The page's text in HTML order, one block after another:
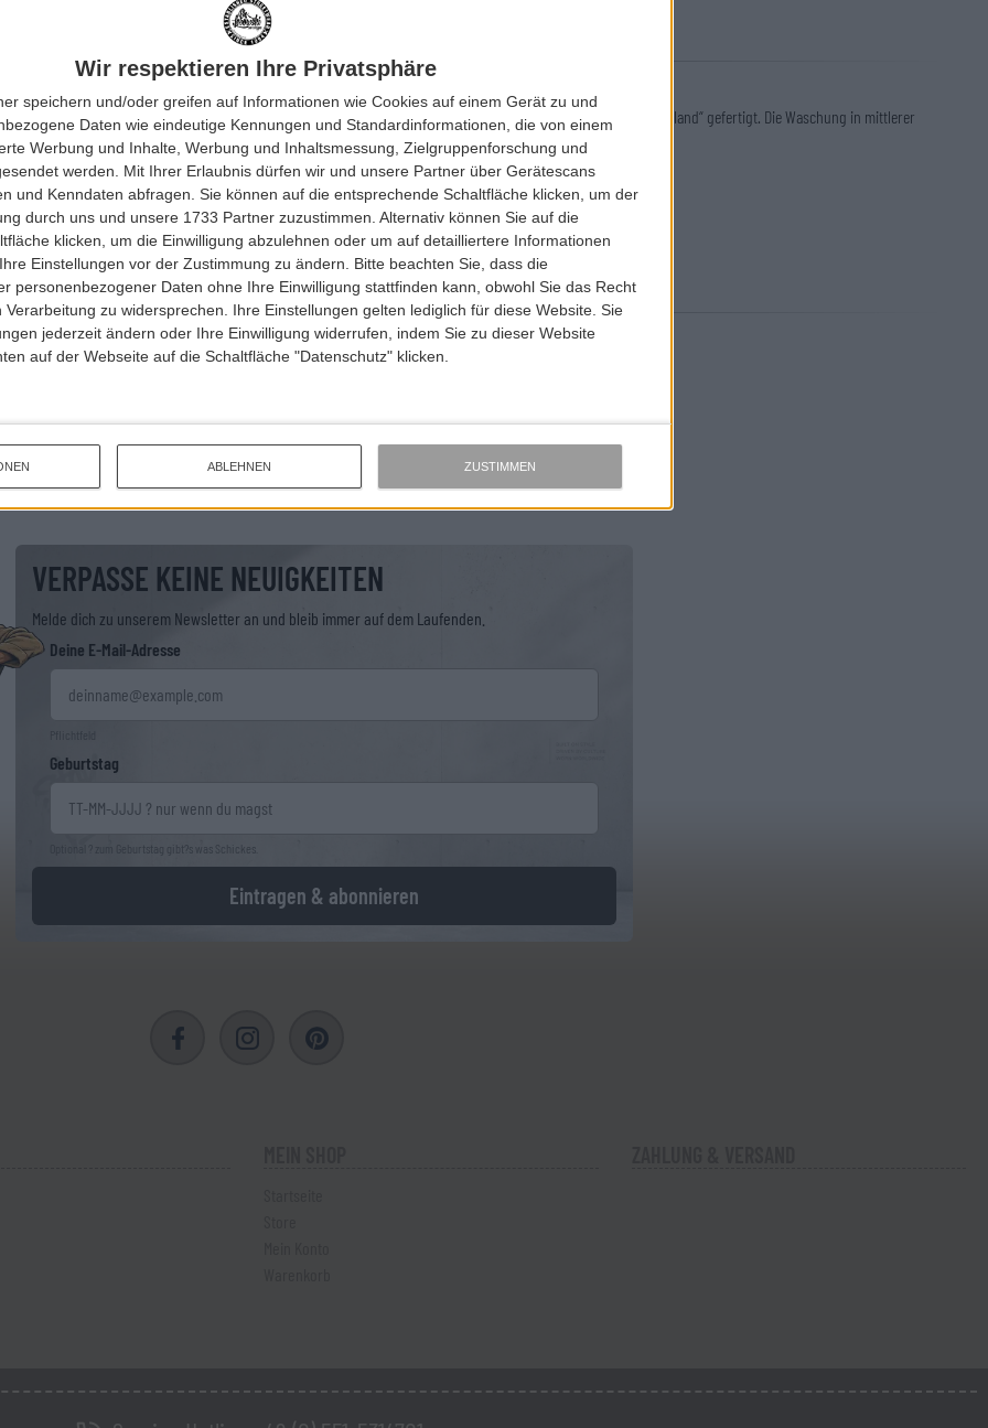
Wir respektieren Ihre Privatsphäre
speichern und/oder greifen auf Informationen wie Cookies auf einem Gerät zu und
Daten wie eindeutige Kennungen und Standardinformationen, die von einem
Werbung und Inhalte, Werbung und Inhaltsmessung, Zielgruppenforschung und
werden.
Mit Ihrer Erlaubnis dürfen wir und unsere Partner über Gerätescans
und Kenndaten abfragen. Sie können auf die entsprechende Schaltfläche klicken, um der
durch uns und unsere 1733 Partner zuzustimmen. Alternativ können Sie auf die
klicken, um die Einwilligung abzulehnen oder um auf detailliertere Informationen
Einstellungen vor der Zustimmung zu ändern.
Bitte beachten Sie, dass die
personenbezogener Daten ohne Ihre Einwilligung stattfinden kann, obwohl Sie das Recht
Verarbeitung zu widersprechen. Ihre Einstellungen gelten lediglich für diese Website. Sie
jederzeit ändern oder Ihre Einwilligung widerrufen, indem Sie zu dieser Website
auf der Webseite auf die Schaltfläche "Datenschutz" klicken.
ABLEHNEN ZUSTIMMEN
BESCHREIBUNG
entspannten schmal zulaufendem Schnitt. Dieses Modell wird aus unserem neuen 100 % Bio-Denim „Maitland“ gefertigt. Die Waschung in mittlerer
Hintertasche.
Belastung ausgesetzt sind
WEITERE ARTIKEL
VERPASSE KEINE NEUIGKEITEN
Melde dich zu unserem Newsletter an und bleib immer auf dem Laufenden.
Deine E-Mail-Adresse
Geburtstag
Optional ? zum Geburtstag gibt?s was Schickes.
Eintragen & abonnieren